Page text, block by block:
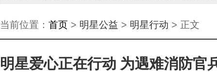
当前位置： 首页 > 明星公益 > 明星行动 > 正文
明星爱心正在行动 为遇难消防官